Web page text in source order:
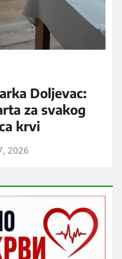
Doljevac:
za svakog
krvi
2026